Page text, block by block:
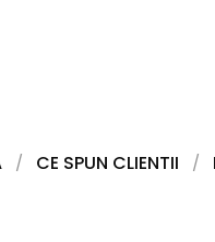
CE SPUN CLIENTII